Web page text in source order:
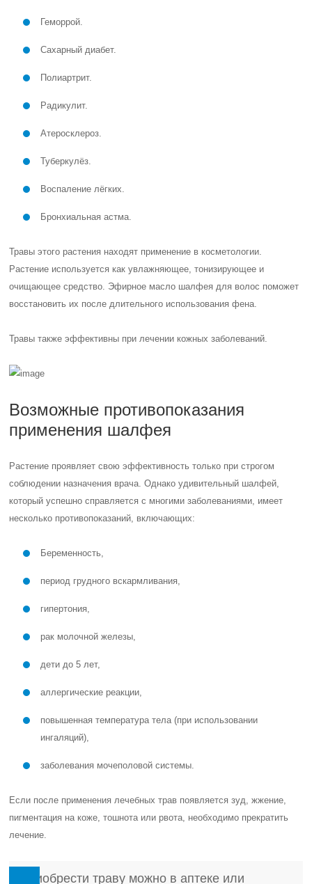
Геморрой.
Сахарный диабет.
Полиартрит.
Радикулит.
Атеросклероз.
Туберкулёз.
Воспаление лёгких.
Бронхиальная астма.
Травы этого растения находят применение в косметологии.
Растение используется как увлажняющее, тонизирующее и
очищающее средство. Эфирное масло шалфея для волос поможет
восстановить их после длительного использования фена.
Травы также эффективны при лечении кожных заболеваний.
Возможные противопоказания
применения шалфея
Растение проявляет свою эффективность только при строгом
соблюдении назначения врача. Однако удивительный шалфей,
который успешно справляется с многими заболеваниями, имеет
несколько противопоказаний, включающих:
Беременность,
период грудного вскармливания,
гипертония,
рак молочной железы,
дети до 5 лет,
аллергические реакции,
повышенная температура тела (при использовании
ингаляций),
заболевания мочеполовой системы.
Если после применения лечебных трав появляется зуд, жжение,
пигментация на коже, тошнота или рвота, необходимо прекратить
лечение.
Приобрести траву можно в аптеке или